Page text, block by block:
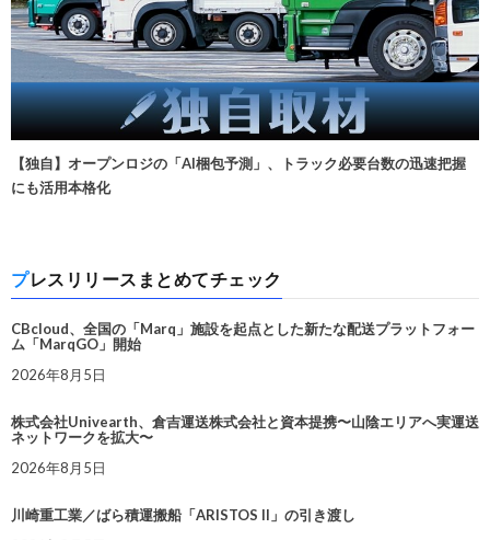
【独自】オープンロジの「AI梱包予測」、トラック必要台数の迅速把握
にも活用本格化
プレスリリースまとめてチェック
CBcloud、全国の「Marq」施設を起点とした新たな配送プラットフォー
ム「MarqGO」開始
2026年8月5日
株式会社Univearth、倉吉運送株式会社と資本提携〜山陰エリアへ実運送
ネットワークを拡大〜
2026年8月5日
川崎重工業／ばら積運搬船「ARISTOS II」の引き渡し